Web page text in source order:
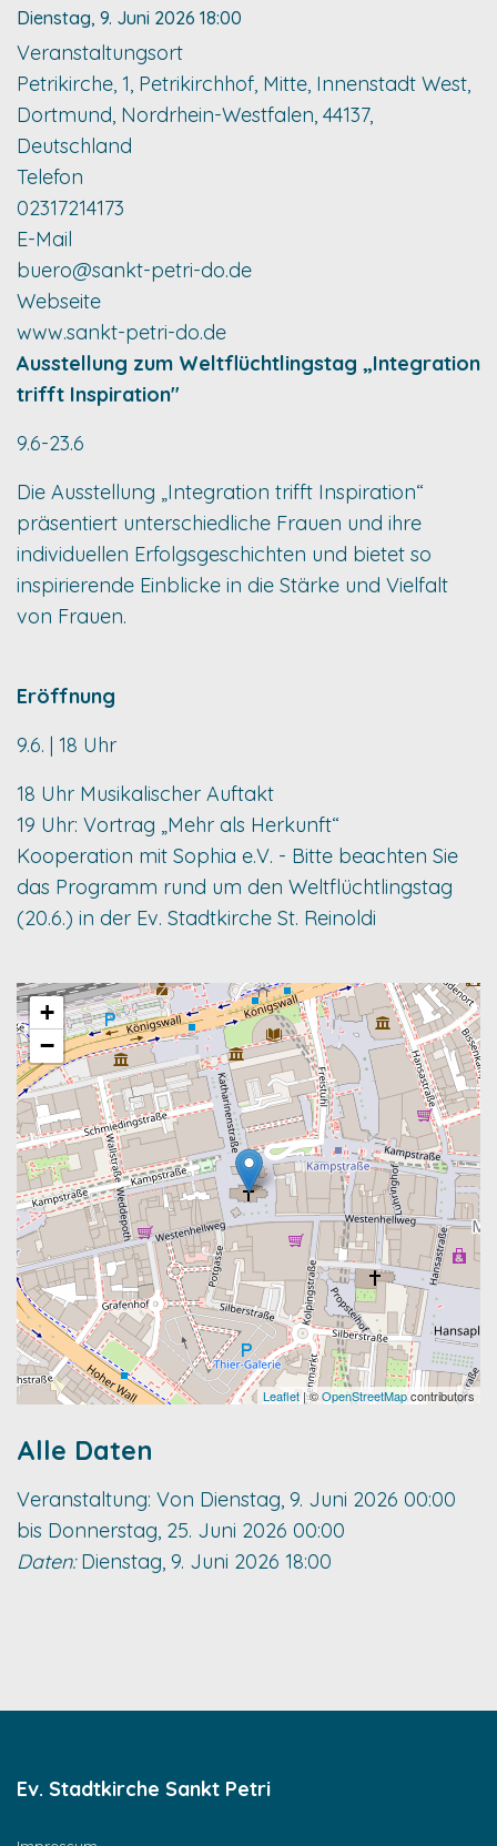
Dienstag, 9. Juni 2026 18:00
Veranstaltungsort
Petrikirche, 1, Petrikirchhof, Mitte, Innenstadt West,
Dortmund, Nordrhein-Westfalen, 44137,
Deutschland
Telefon
02317214173
E-Mail
buero@sankt-petri-do.de
Webseite
www.sankt-petri-do.de
Ausstellung zum Weltflüchtlingstag „Integration
trifft Inspiration"
9.6-23.6
Die Ausstellung „Integration trifft Inspiration“
präsentiert unterschiedliche Frauen und ihre
individuellen Erfolgsgeschichten und bietet so
inspirierende Einblicke in die Stärke und Vielfalt
von Frauen.
Eröffnung
9.6. | 18 Uhr
18 Uhr Musikalischer Auftakt
19 Uhr: Vortrag „Mehr als Herkunft“
Kooperation mit Sophia e.V. - Bitte beachten Sie
das Programm rund um den Weltflüchtlingstag
(20.6.) in der Ev. Stadtkirche St. Reinoldi
+
−
Leaflet| ©OpenStreetMapcontributors
Alle Daten
Veranstaltung: Von Dienstag, 9. Juni 2026 00:00
bis Donnerstag, 25. Juni 2026 00:00
Daten:Dienstag, 9. Juni 2026 18:00
Ev. Stadtkirche Sankt Petri